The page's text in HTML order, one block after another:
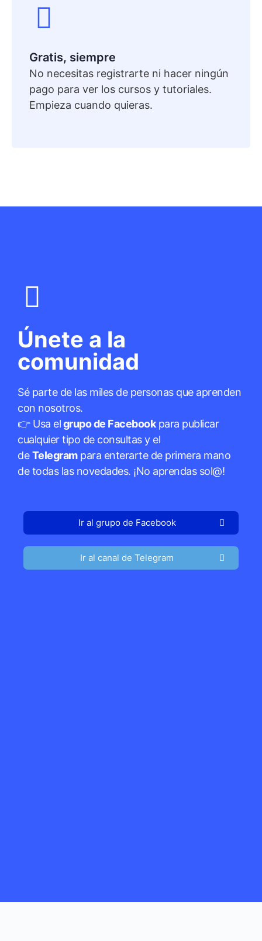
Gratis, siempre
No necesitas registrarte ni hacer ningún
pago para ver los cursos y tutoriales.
Empieza cuando quieras.
Únete a la
comunidad
Sé parte de las miles de personas que aprenden
con nosotros.
👉 Usa elgrupo de Facebookpara publicar
cualquier tipo de consultas y el
deTelegrampara enterarte de primera mano
de todas las novedades. ¡No aprendas sol@!
Ir al grupo de Facebook
Ir al canal de Telegram